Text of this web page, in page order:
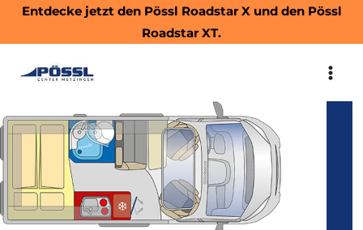
ZumEntdecke jetzt den Pössl Roadstar Xund den Pössl
Roadstar XT.